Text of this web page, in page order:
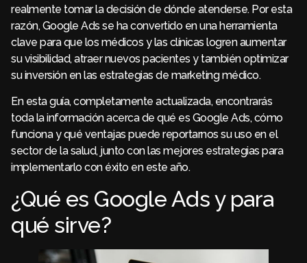
realmente tomar la decisión de dónde atenderse. Por esta
razón, Google Ads se ha convertido en una herramienta
clave para que los médicos y las clínicas logren aumentar
su visibilidad, atraer nuevos pacientes y también optimizar
su inversión en las estrategias de marketing médico.
En esta guía, completamente actualizada, encontrarás
toda la información acerca de qué es Google Ads, cómo
funciona y qué ventajas puede reportarnos su uso en el
sector de la salud, junto con las mejores estrategias para
implementarlo con éxito en este año.
¿Qué es Google Ads y para
qué sirve?